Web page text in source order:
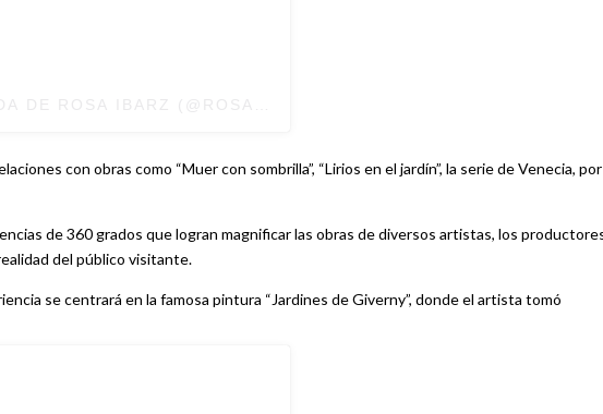
con obras como “Muer con sombrilla”, “Lirios en el jardín”, la serie de Venecia, por
de 360 grados que logran magnificar las obras de diversos artistas, los
del público visitante.
se centrará en la famosa pintura “Jardines de Giverny”, donde el artista tomó